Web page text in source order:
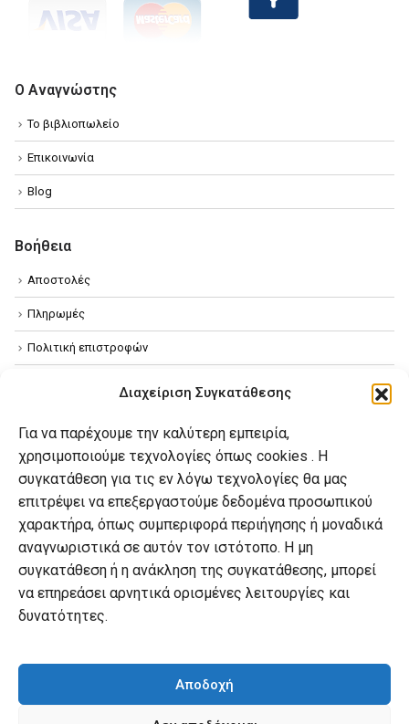
Διαχείριση Συγκατάθεσης
Για να παρέχουμε την καλύτερη εμπειρία,
χρησιμοποιούμε τεχνολογίες όπως cookies . Η
συγκατάθεση για τις εν λόγω τεχνολογίες θα μας
επιτρέψει να επεξεργαστούμε δεδομένα προσωπικού
χαρακτήρα, όπως συμπεριφορά περιήγησης ή μοναδικά
αναγνωριστικά σε αυτόν τον ιστότοπο. Η μη
συγκατάθεση ή η ανάκληση της συγκατάθεσης, μπορεί
να επηρεάσει αρνητικά ορισμένες λειτουργίες και
δυνατότητες.
Αποδοχή
Ο Αναγνώστης
Το βιβλιοπωλείο
Επικοινωνία
Blog
Βοήθεια
Αποστολές
Πληρωμές
Πολιτική επιστροφών
Πολιτική Cookies
Ο λογαριασμός μου
Ο λογαριασμός μου
Οι παραγγελίες μου
Λίστα επιθυμιών